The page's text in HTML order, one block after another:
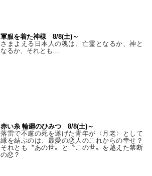
軍服を着た神様 8/8(土)～
さまよえる日本人の魂は、亡霊となるか、神と
なるか、それとも…
赤い糸 輪廻のひみつ 8/8(土)～
落雷で不慮の死を遂げた青年が〈月老〉として
縁を結ぶのは、最愛の恋人のこれからの幸せ？
それとも〝あの世〟と〝この世〟を越えた禁断
の恋？